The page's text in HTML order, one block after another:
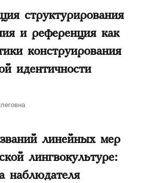
структурирования
и референция как
конструирования
идентичности
линейных мер
лингвокультуре:
наблюдателя